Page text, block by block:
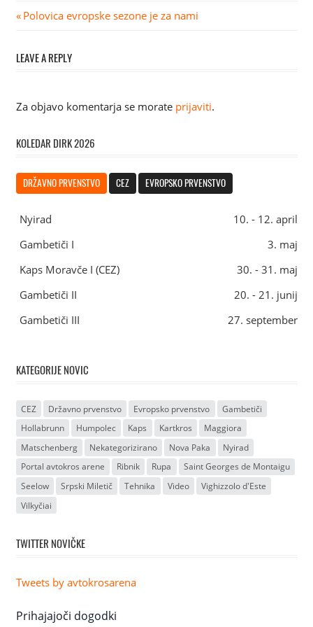
Navigacija
Previous
Polovica evropske sezone je za nami
LEAVE A REPLY
Za objavo komentarja se morate prijaviti.
KOLEDAR DIRK 2026
DRŽAVNO PRVENSTVO CEZ EVROPSKO PRVENSTVO
Nyirad
10. - 12. april
Gambetiči I
3. maj
Kaps Moravče I (CEZ)
30. - 31. maj
Gambetiči II
20. - 21. junij
Gambetiči III
27. september
KATEGORIJE NOVIC
CEZ Državno prvenstvo Evropsko prvenstvo
Gambetiči
Hollabrunn
Humpolec Kaps Kartkros
Maggiora
Matschenberg
Nekategorizirano Nova Paka
Nyirad
Portal avtokros arene
Ribnik Rupa
Saint Georges de Montaigu
Seelow
Srpski Miletič Tehnika Video
Vighizzolo d'Este
Vilkyčiai
TWITTER NOVIČKE
Tweets by avtokrosarena
Prihajajoči dogodki